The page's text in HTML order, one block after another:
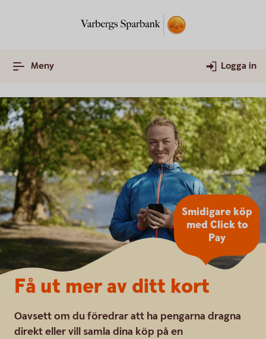
Meny Logga in
Smidigare köp
med Click to
Pay
Få ut mer av ditt kort
Oavsett om du föredrar att ha pengarna dragna
direkt eller vill samla dina köp på en